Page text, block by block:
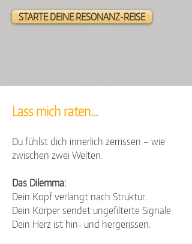
STARTE DEINE RESONANZ-REISE
Lass mich raten...
Du fühlst dich innerlich zerrissen – wie
zwischen zwei Welten.
Das Dilemma:
Dein Kopf verlangt nach Struktur.
Dein Körper sendet ungefilterte Signale.
Dein Herz ist hin- und hergerissen.